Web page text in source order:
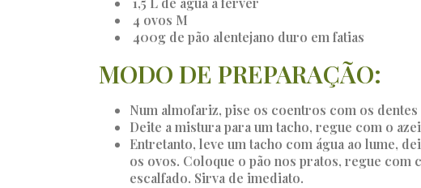
4 ovos M
400g de pão alentejano duro em fatias
MODO DE PREPARAÇÃO:
Num almofariz, pise os coentros com os
Deite a mistura para um tacho, regue com o
Entretanto, leve um tacho com água ao lume,
os ovos. Coloque o pão nos pratos, regue
escalfado. Sirva de imediato.